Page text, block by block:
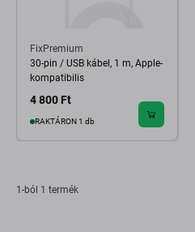
FixPremium
30-pin / USB kábel, 1 m, Apple-
kompatibilis
4 800 Ft
RAKTÁRON 1 db
1-ból 1 termék